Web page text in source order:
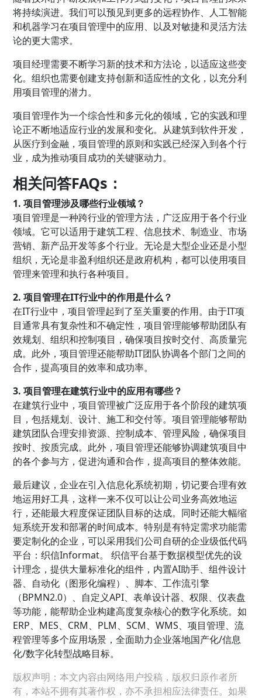
将持续演进。我们可以预见到更多的远程协作、人工智能
和机器学习在项目管理中的应用、以及对敏捷和灵活方法
论的更大需求。
项目经理需要不断学习新的技术和方法论，以适应这些变
化。组织也需要创建支持创新和适应性的文化，以充分利
用项目管理的潜力。
项目管理作为一个综合性和多元化的领域，它的实践和理
论正不断地适应行业的发展和变化。从建筑到软件开发，
从医疗到金融，项目管理的原则和实践已经深入到各个行
业，成为推动项目成功的关键驱动力。
相关问答FAQs：
1. 项目管理涉及哪些行业领域？
项目管理是一种跨行业的管理方法，广泛应用于各个行业
领域。它可以适用于建筑工程、信息技术、制造业、市场
营销、新产品开发等多个行业。无论是大型企业还是小型
组织，无论是非盈利组织还是政府机构，都可以使用项目
管理来管理和执行各种项目。
2. 项目管理在IT行业中的作用是什么？
在IT行业中，项目管理起到了至关重要的作用。由于IT项
目通常具有复杂性和不确定性，项目管理能够帮助团队有
效规划、组织和控制项目，确保项目按时交付、高质量完
成。此外，项目管理还能帮助IT团队协调各个部门之间的
合作，提高项目的效率和成功率。
3. 项目管理在建筑行业中的应用有哪些？
在建筑行业中，项目管理被广泛应用于各个阶段的建筑项
目，包括规划、设计、施工和交付等。项目管理能够帮助
建筑团队合理安排资源、控制成本、管理风险，确保项目
按时、按质完成。此外，项目管理还能够协调建筑项目中
的各个参与方，促进沟通和合作，提高项目的整体效能。
最后建议，企业在引入信息化系统初期，切记要合理有效
地运用好工具，这样一来不仅可以让公司业务高效地运
行，还能最大程度保证团队目标的达成。同时还能大幅缩
短系统开发和部署的时间成本。特别是有特定需求功能需
要定制化的企业，可以采用我们公司自研的企业级低代码
平台：织信Informat。 织信平台基于数据模型优先的设
计理念，提供大量标准化的组件，内置AI助手、组件设计
器、自动化（图形化编程）、脚本、工作流引擎
（BPMN2.0）、自定义API、表单设计器、权限、仪表盘
等功能，能帮助企业构建高度复杂核心的数字化系统。如
ERP、MES、CRM、PLM、SCM、WMS、项目管理、流
程管理等多个应用场景，全面助力企业落地国产化/信息
化/数字化转型战略目标。
版权声明：本文内容由网络用户投稿，版权归原作者所
有，本站不拥有其著作权，亦不承担相应法律责任。如果